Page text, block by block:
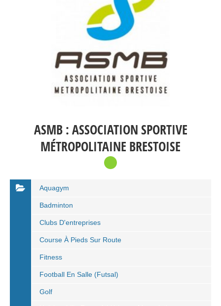
ASMB : ASSOCIATION SPORTIVE
MÉTROPOLITAINE BRESTOISE
Aquagym
Badminton
Clubs D'entreprises
Course À Pieds Sur Route
Fitness
Football En Salle (Futsal)
Golf